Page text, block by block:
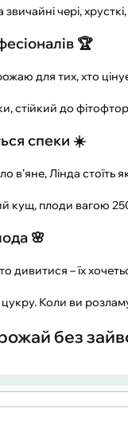
звичайні чері,
🏆
для тих, хто
стійкий до
спеки ☀️
в’яне, Лінда
кущ, плоди вагою
🌸
– їх
Коли ви
без